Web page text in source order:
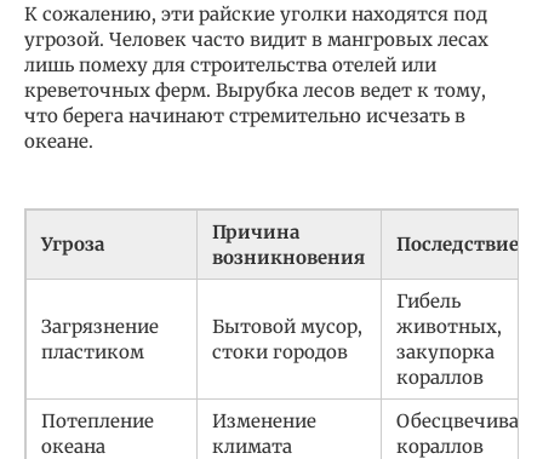
К сожалению, эти райские уголки находятся под
угрозой. Человек часто видит в мангровых лесах
лишь помеху для строительства отелей или
креветочных ферм. Вырубка лесов ведет к тому,
что берега начинают стремительно исчезать в
океане.
Угроза
Причина
возникновения
Последствие
Загрязнение
пластиком
Бытовой мусор,
стоки городов
Гибель
животных,
закупорка
кораллов
Потепление
океана
Изменение
климата
кораллов